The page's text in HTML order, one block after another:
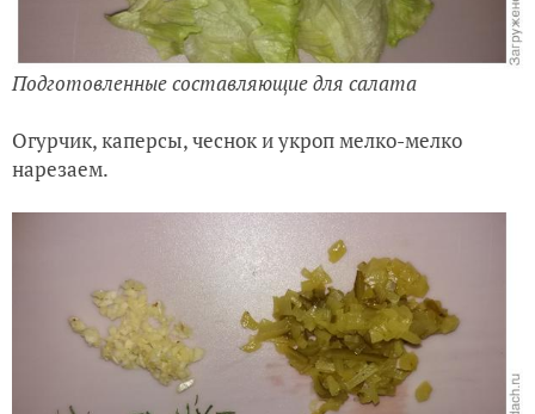
Подготовленные составляющие для салата
Огурчик, каперсы, чеснок и укроп мелко-мелко
нарезаем.